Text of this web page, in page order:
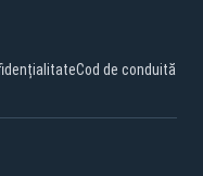
Cod de conduită